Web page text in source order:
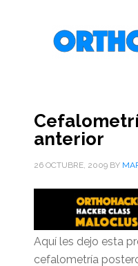
anterior
26 OCTUBRE, 2009BY
Aquí les dejo esta
cefalometría